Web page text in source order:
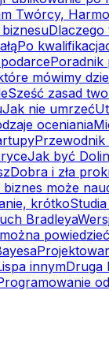
Twórcy,
Dlaczego
Po
Poradnik
mówimy
Sześć zasad
Jak nie umrzeć
oceniania
Jak być
Dobra i zła
biznes może
krótko
Bradleya
powiedzieć
innymDruga